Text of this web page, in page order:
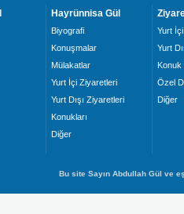
Hayrünnisa Gül
Biyografi
Konuşmalar
Mülakatlar
Yurt İçi Ziyaretleri
Yurt Dışı Ziyaretleri
Konukları
Diğer
Yurt İçi
Yurt
Konuk
Özel
Diğer
Bu site Sayın Abdullah Gül ve